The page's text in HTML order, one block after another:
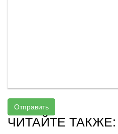
Отправить
ЧИТАЙТЕ ТАКЖЕ: